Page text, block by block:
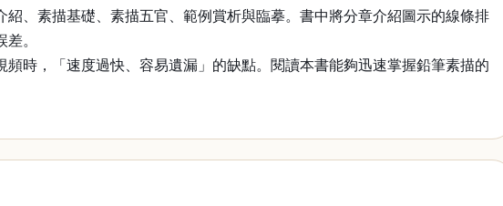
、素描基礎、素描五官、範例賞析與臨摹。書中將分章介紹圖示的線條排
。
時，「速度過快、容易遺漏」的缺點。閱讀本書能夠迅速掌握鉛筆素描的